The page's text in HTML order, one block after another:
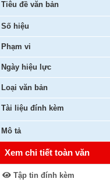
Tiêu đề văn bản
Số hiệu
Phạm vi
Ngày hiệu lực
Loại văn bản
Tài liệu đính kèm
Mô tả
Xem chi tiết toàn văn
Tập tin đính kèm